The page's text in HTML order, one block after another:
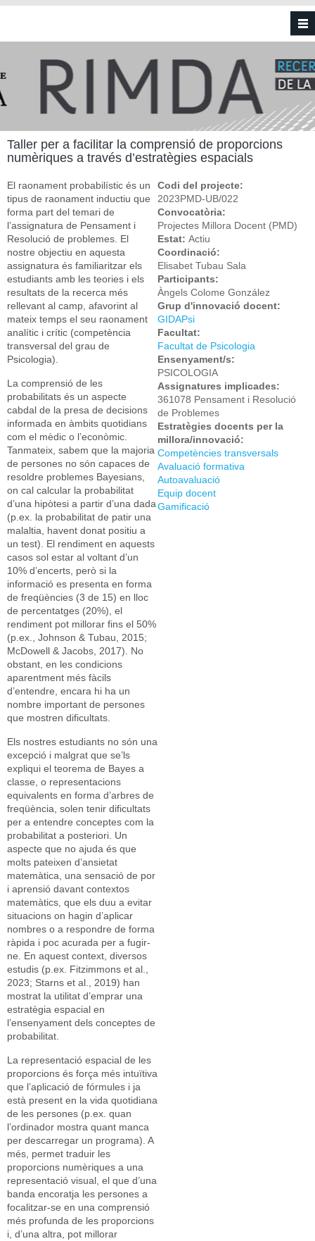
Vés al contingut
Taller per a facilitar la comprensió de proporcions
numèriques a través d’estratègies espacials
El raonament probabilístic és un
tipus de raonament inductiu que
forma part del temari de
l’assignatura de Pensament i
Resolució de problemes. El
nostre objectiu en aquesta
assignatura és familiaritzar els
estudiants amb les teories i els
resultats de la recerca més
rellevant al camp, afavorint al
mateix temps el seu raonament
analític i crític (competència
transversal del grau de
Psicologia).
La comprensió de les
probabilitats és un aspecte
cabdal de la presa de decisions
informada en àmbits quotidians
com el mèdic o l’econòmic.
Tanmateix, sabem que la majoria
de persones no són capaces de
resoldre problemes Bayesians,
on cal calcular la probabilitat
d’una hipòtesi a partir d’una dada
(p.ex. la probabilitat de patir una
malaltia, havent donat positiu a
un test). El rendiment en aquests
casos sol estar al voltant d’un
10% d’encerts, però si la
informació es presenta en forma
de freqüències (3 de 15) en lloc
de percentatges (20%), el
rendiment pot millorar fins el 50%
(p.ex., Johnson & Tubau, 2015;
McDowell & Jacobs, 2017). No
obstant, en les condicions
aparentment més fàcils
d’entendre, encara hi ha un
nombre important de persones
que mostren dificultats.
Els nostres estudiants no són una
excepció i malgrat que se’ls
expliqui el teorema de Bayes a
classe, o representacions
equivalents en forma d’arbres de
freqüència, solen tenir dificultats
per a entendre conceptes com la
probabilitat a posteriori. Un
aspecte que no ajuda és que
molts pateixen d’ansietat
matemàtica, una sensació de por
i aprensió davant contextos
matemàtics, que els duu a evitar
situacions on hagin d’aplicar
nombres o a respondre de forma
ràpida i poc acurada per a fugir-
ne. En aquest context, diversos
estudis (p.ex. Fitzimmons et al.,
2023; Starns et al., 2019) han
mostrat la utilitat d’emprar una
estratègia espacial en
l’ensenyament dels conceptes de
probabilitat.
La representació espacial de les
proporcions és força més intuïtiva
que l’aplicació de fórmules i ja
està present en la vida quotidiana
de les persones (p.ex. quan
l’ordinador mostra quant manca
per descarregar un programa). A
més, permet traduir les
proporcions numèriques a una
representació visual, el que d’una
banda encoratja les persones a
focalitzar-se en una comprensió
més profunda de les proporcions
i, d’una altra, pot millorar
Codi del projecte:
2023PMD-UB/022
Convocatòria:
Projectes Millora Docent (PMD)
Estat: Actiu
Coordinació:
Elisabet Tubau Sala
Participants:
Àngels Colome González
Grup d'innovació docent:
GIDAPsi
Facultat:
Facultat de Psicologia
Ensenyament/s:
PSICOLOGIA
Assignatures implicades:
361078 Pensament i Resolució
de Problemes
Estratègies docents per la
millora/innovació:
Competències transversals
Avaluació formativa
Autoavaluació
Equip docent
Gamificació